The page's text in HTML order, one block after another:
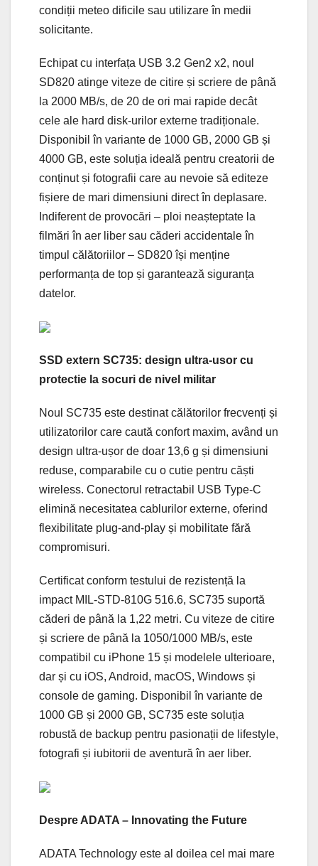
condiții meteo dificile sau utilizare în medii
solicitante.
Echipat cu interfața USB 3.2 Gen2 x2, noul
SD820 atinge viteze de citire și scriere de până
la 2000 MB/s, de 20 de ori mai rapide decât
cele ale hard disk-urilor externe tradiționale.
Disponibil în variante de 1000 GB, 2000 GB și
4000 GB, este soluția ideală pentru creatorii de
conținut și fotografii care au nevoie să editeze
fișiere de mari dimensiuni direct în deplasare.
Indiferent de provocări – ploi neașteptate la
filmări în aer liber sau căderi accidentale în
timpul călătoriilor – SD820 își menține
performanța de top și garantează siguranța
datelor.
SSD extern SC735: design ultra-usor cu
protectie la socuri de nivel militar
Noul SC735 este destinat călătorilor frecvenți și
utilizatorilor care caută confort maxim, având un
design ultra-ușor de doar 13,6 g și dimensiuni
reduse, comparabile cu o cutie pentru căști
wireless. Conectorul retractabil USB Type-C
elimină necesitatea cablurilor externe, oferind
flexibilitate plug-and-play și mobilitate fără
compromisuri.
Certificat conform testului de rezistență la
impact MIL-STD-810G 516.6, SC735 suportă
căderi de până la 1,22 metri. Cu viteze de citire
și scriere de până la 1050/1000 MB/s, este
compatibil cu iPhone 15 și modelele ulterioare,
dar și cu iOS, Android, macOS, Windows și
console de gaming. Disponibil în variante de
1000 GB și 2000 GB, SC735 este soluția
robustă de backup pentru pasionații de lifestyle,
fotografi și iubitorii de aventură în aer liber.
Despre ADATA – Innovating the Future
ADATA Technology este al doilea cel mai mare